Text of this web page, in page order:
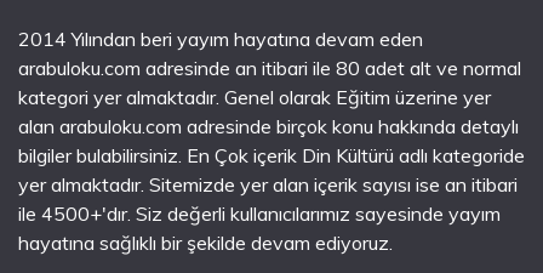
2014 Yılından beri yayım hayatına devam eden
arabuloku.com adresinde an itibari ile 80 adet alt ve normal
kategori yer almaktadır. Genel olarak Eğitim üzerine yer
alan arabuloku.com adresinde birçok konu hakkında detaylı
bilgiler bulabilirsiniz. En Çok içerik Din Kültürü adlı kategoride
yer almaktadır. Sitemizde yer alan içerik sayısı ise an itibari
ile 4500+'dır. Siz değerli kullanıcılarımız sayesinde yayım
hayatına sağlıklı bir şekilde devam ediyoruz.